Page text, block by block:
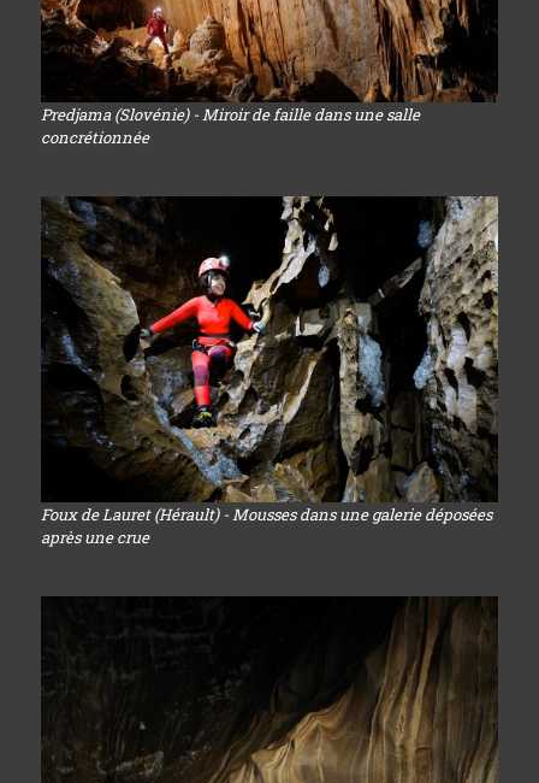
Predjama (Slovénie) - Miroir de faille dans une salle
concrétionnée
Foux de Lauret (Hérault) - Mousses dans une galerie déposées
après une crue